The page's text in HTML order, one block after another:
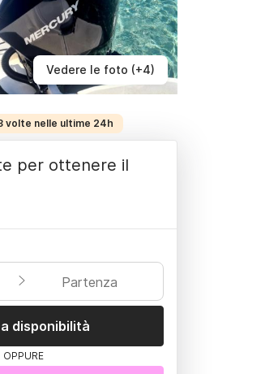
Vedere le foto (+4)
volte nelle ultime 24h
per ottenere il
Partenza
disponibilità
OPPURE